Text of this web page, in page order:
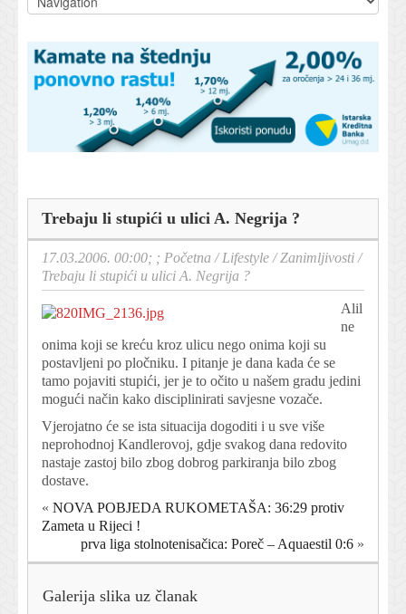
Trebaju li stupići u ulici A. Negrija ?
17.03.2006. 00:00; ; Početna /Lifestyle /Zanimljivosti /
Trebaju li stupići u ulici A. Negrija ?
Alil
ne
onima koji se kreću kroz ulicu nego onima koji su
postavljeni po pločniku. I pitanje je dana kada će se
tamo pojaviti stupići, jer je to očito u našem gradu jedini
mogući način kako disciplinirati savjesne vozače.
Vjerojatno će se ista situacija dogoditi i u sve više
neprohodnoj Kandlerovoj, gdje svakog dana redovito
nastaje zastoj bilo zbog dobrog parkiranja bilo zbog
dostave.
« NOVA POBJEDA RUKOMETAŠA: 36:29 protiv
Zameta u Rijeci !
prva liga stolnotenisačica: Poreč – Aquaestil 0:6 »
Galerija slika uz članak